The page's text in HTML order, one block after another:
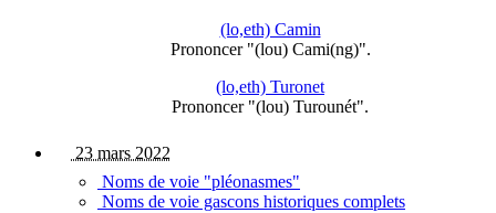
(lo,eth) Camin
Prononcer "(lou) Cami(ng)".
(lo,eth) Turonet
Prononcer "(lou) Turounét".
23 mars 2022
Noms de voie "pléonasmes"
Noms de voie gascons historiques complets